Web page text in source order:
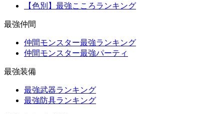
【色別】最強こころランキング
最強仲間
仲間モンスター最強ランキング
仲間モンスター最強パーティ
最強装備
最強武器ランキング
最強防具ランキング